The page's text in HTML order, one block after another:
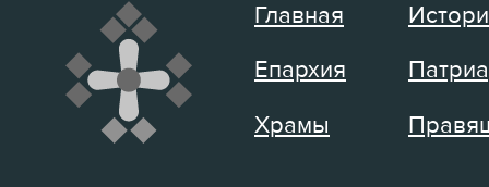
Главная
Епархия
Храмы